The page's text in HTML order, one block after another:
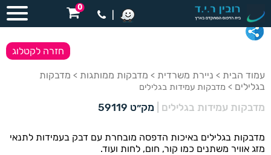
0
עמוד הבית > ניירת משרדית > מדבקות ממותגות > מדבקות
בגלילים > מדבקות עמידות בגלילים
מדבקות עמידות בגלילים מק״ט 59119
חזרה לקטלוג
מדבקות בגלילים באיכות הדפסה מובחרת עם דבק בעמידות לתנאי
מזג אוויר משתנים כמו קור, חום, לחות ועוד.